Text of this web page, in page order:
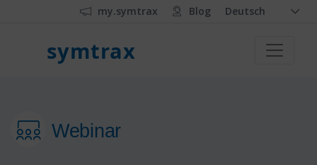
my.symtrax Blog Deutsch
symtrax
Webinar